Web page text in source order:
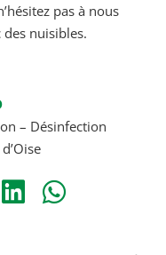
pas à nous
nuisibles.
– Désinfection